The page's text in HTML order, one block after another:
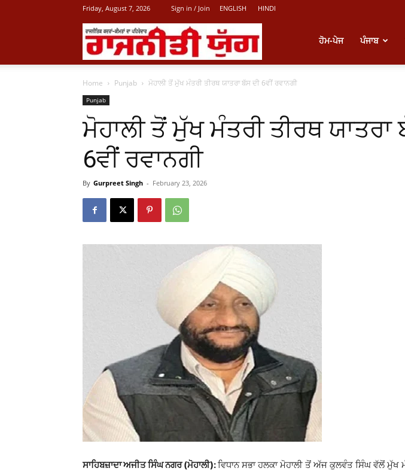
Friday, August 7, 2026 Sign in / Join ENGLISH HINDI
Punjabi
News
ਹੋਮ-ਪੇਜ ਪੰਜਾਬ
Home Punjab ਮੋਹਾਲੀ ਤੋਂ ਮੁੱਖ ਮੰਤਰੀ ਤੀਰਥ ਯਾਤਰਾ ਬੱਸ ਦੀ 6ਵੀਂ ਰਵਾਨਗੀ
Punjab
ਮੋਹਾਲੀ ਤੋਂ ਮੁੱਖ ਮੰਤਰੀ ਤੀਰਥ ਯਾਤਰਾ
6ਵੀਂ ਰਵਾਨਗੀ
By Gurpreet Singh - February 23, 2026
ਸਾਹਿਬਜ਼ਾਦਾ ਅਜੀਤ ਸਿੰਘ ਨਗਰ (ਮੋਹਾਲੀ):ਵਿਧਾਨ ਸਭਾ ਹਲਕਾ ਮੋਹਾਲੀ ਤੋਂ ਅੱਜ ਕੁਲਵੰਤ ਸਿੰਘ ਵੱਲੋਂ ਮੁੱਖ